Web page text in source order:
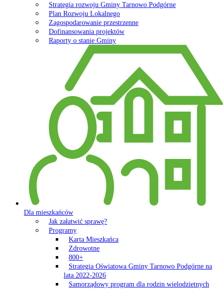
Strategia rozwoju Gminy Tarnowo Podgórne
Plan Rozwoju Lokalnego
Zagospodarowanie przestrzenne
Dofinansowania projektów
Raporty o stanie Gminy
Dla mieszkańców
Jak załatwić sprawę?
Programy
Karta Mieszkańca
Zdrowotne
800+
Strategia Oświatowa Gminy Tarnowo Podgórne na
lata 2022-2026
Samorządowy program dla rodzin wielodzietnych